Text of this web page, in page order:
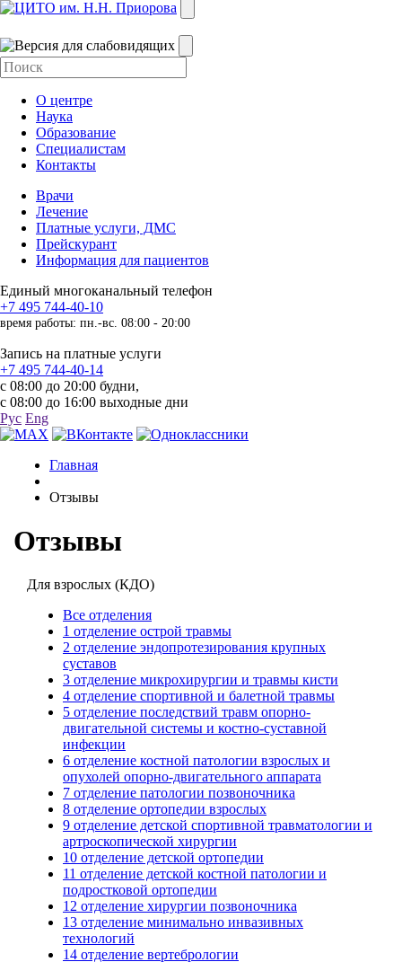
О центре
Наука
Образование
Специалистам
Контакты
Врачи
Лечение
Платные услуги, ДМС
Прейскурант
Информация для пациентов
Единый многоканальный телефон
+7 495 744-40-10
время работы: пн.-вс. 08:00 - 20:00
Запись на платные услуги
+7 495 744-40-14
с 08:00 до 20:00 будни,
с 08:00 до 16:00 выходные дни
Рус Eng
Главная
Отзывы
Отзывы
Для взрослых (КДО)
Все отделения
1 отделение острой травмы
2 отделение эндопротезирования крупных
суставов
3 отделение микрохирургии и травмы кисти
4 отделение спортивной и балетной травмы
5 отделение последствий травм опорно-
двигательной системы и костно-суставной
инфекции
6 отделение костной патологии взрослых и
опухолей опорно-двигательного аппарата
7 отделение патологии позвоночника
8 отделение ортопедии взрослых
9 отделение детской спортивной травматологии и
артроскопической хирургии
10 отделение детской ортопедии
11 отделение детской костной патологии и
подростковой ортопедии
12 отделение хирургии позвоночника
13 отделение минимально инвазивных
технологий
14 отделение вертебрологии